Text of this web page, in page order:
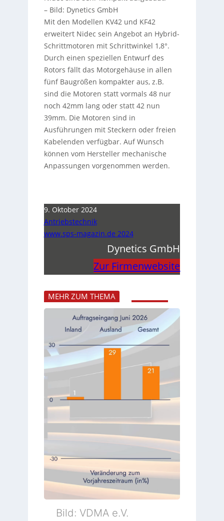
– Bild: Dynetics GmbH
Mit den Modellen KV42 und KF42
erweitert Nidec sein Angebot an Hybrid-
Schrittmotoren mit Schrittwinkel 1,8°.
Durch einen speziellen Entwurf des
Rotors fällt das Motorgehäuse in allen
fünf Baugrößen kompakter aus, z.B.
sind die Motoren statt vormals 48 nur
noch 42mm lang oder statt 42 nun
39mm. Die Motoren sind in
Ausführungen mit Steckern oder freien
Kabelenden verfügbar. Auf Wunsch
können vom Hersteller mechanische
Anpassungen vorgenommen werden.
9. Oktober 2024
Antriebstechnik
www.sps-magazin.de 2024
Dynetics GmbH
Zur Firmenwebsite
MEHR ZUM THEMA
Bild: VDMA e.V.